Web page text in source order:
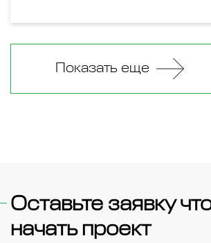
Показать еще
Оставьте заявку
начать проект